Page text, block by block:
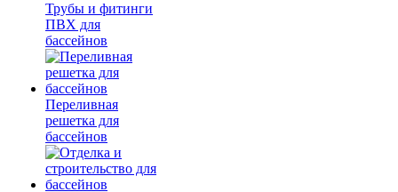
Трубы и фитинги
ПВХ для
бассейнов
Переливная
решетка для
бассейнов